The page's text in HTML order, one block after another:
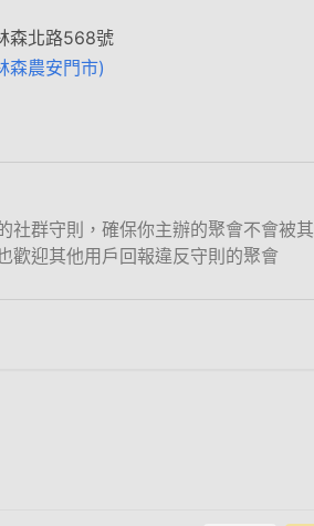
森北路568號
森農安門市)
社群守則，確保你主辦的聚會不會被其
歡迎其他用戶回報違反守則的聚會